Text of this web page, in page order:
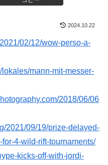
2024.10.22
02/12/wow-perso-a-
mann-mit-messer-
2018/06/06
2021/09/19/prize-delayed-
4-wild-rift-tournaments/
kicks-off-with-jordi-